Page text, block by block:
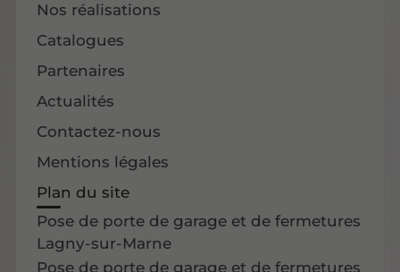
Nos réalisations
Catalogues
Partenaires
Actualités
Contactez-nous
Mentions légales
Plan du site
Pose de porte de garage et de fermetures
Lagny-sur-Marne
Pose de porte de garage et de fermetures